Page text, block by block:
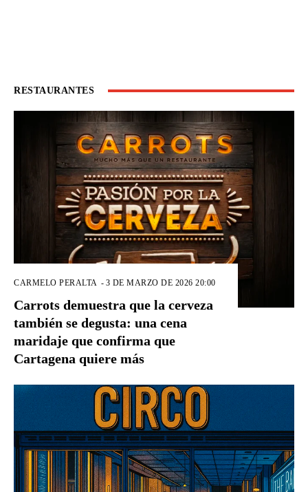
RESTAURANTES
CARMELO PERALTA - 3 DE MARZO DE 2026 20:00
Carrots demuestra que la cerveza
también se degusta: una cena
maridaje que confirma que
Cartagena quiere más